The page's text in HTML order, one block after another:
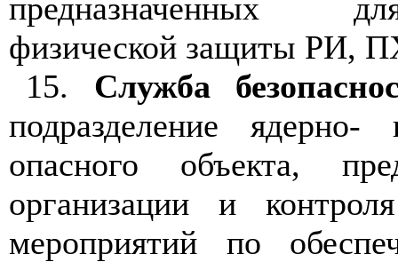
предназначенных
физической защиты РИ,
15. Служба
подразделение ядерно-
опасного объекта,
организации и
мероприятий по